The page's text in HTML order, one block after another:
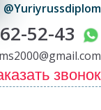
@Yuriyrussdiplom
52-43
звонок